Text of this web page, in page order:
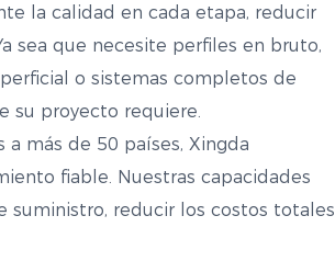
la calidad en cada etapa, reducir
sea que necesite perfiles en bruto,
o sistemas completos de
su proyecto requiere.
más de 50 países, Xingda
fiable. Nuestras capacidades
suministro, reducir los costos totales